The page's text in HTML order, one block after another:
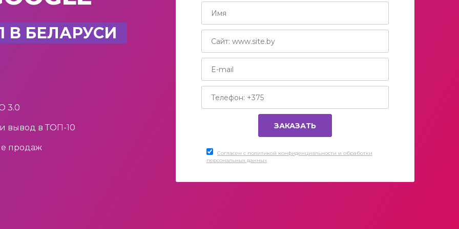
В БЕЛАРУСИ
3.0
вывод в ТОП-10
продаж
Согласен c политикой конфиденциальности и обработки
персональных данных